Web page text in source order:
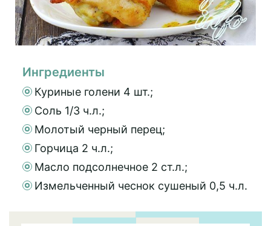
Ингредиенты
Куриные голени 4 шт.;
Соль 1/3 ч.л.;
Молотый черный перец;
Горчица 2 ч.л.;
Масло подсолнечное 2 ст.л.;
Измельченный чеснок сушеный 0,5 ч.л.